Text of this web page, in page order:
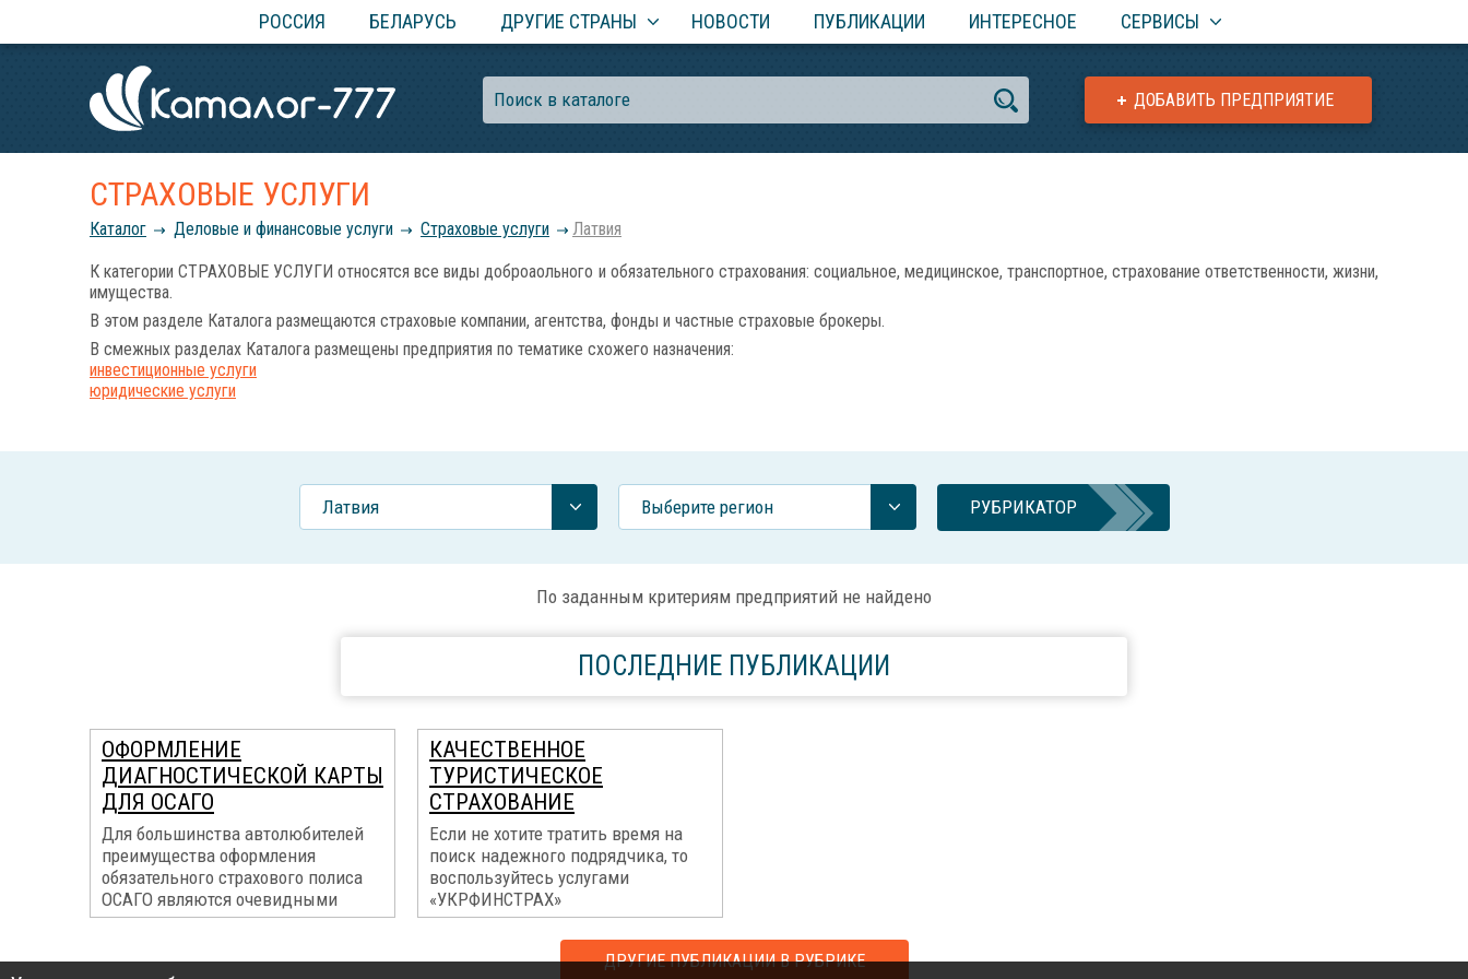
РОССИЯ БЕЛАРУСЬ ДРУГИЕ СТРАНЫ НОВОСТИ ПУБЛИКАЦИИ ИНТЕРЕСНОЕ СЕРВИСЫ
ДОБАВИТЬ ПРЕДПРИЯТИЕ
СТРАХОВЫЕ УСЛУГИ
Каталог Деловые и финансовые услуги Страховые услуги Латвия
К категории СТРАХОВЫЕ УСЛУГИ относятся все виды доброаольного и обязательного страхования: социальное, медицинское, транспортное, страхование ответственности, жизни,
имущества.
В этом разделе Каталога размещаются страховые компании, агентства, фонды и частные страховые брокеры.
В смежных разделах Каталога размещены предприятия по тематике схожего назначения:
инвестиционные услуги
юридические услуги
Латвия Выберите регион РУБРИКАТОР
По заданным критериям предприятий не найдено
ПОСЛЕДНИЕ ПУБЛИКАЦИИ
ОФОРМЛЕНИЕ
ДИАГНОСТИЧЕСКОЙ КАРТЫ
ДЛЯ ОСАГО
Для большинства автолюбителей
преимущества оформления
обязательного страхового полиса
ОСАГО являются очевидными
КАЧЕСТВЕННОЕ
ТУРИСТИЧЕСКОЕ
СТРАХОВАНИЕ
Если не хотите тратить время на
поиск надежного подрядчика, то
воспользуйтесь услугами
«УКРФИНСТРАХ»
ДРУГИЕ ПУБЛИКАЦИИ В РУБРИКЕ